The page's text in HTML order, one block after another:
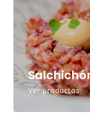
Ver productos